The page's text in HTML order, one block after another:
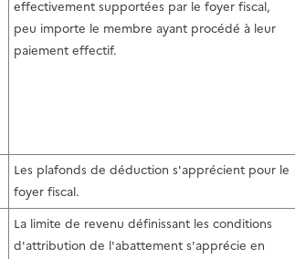
effectivement supportées par le foyer fiscal,
peu importe le membre ayant procédé à leur
paiement effectif.
Les plafonds de déduction s'apprécient pour le
foyer fiscal.
La limite de revenu définissant les conditions
d'attribution de l'abattement s'apprécie en